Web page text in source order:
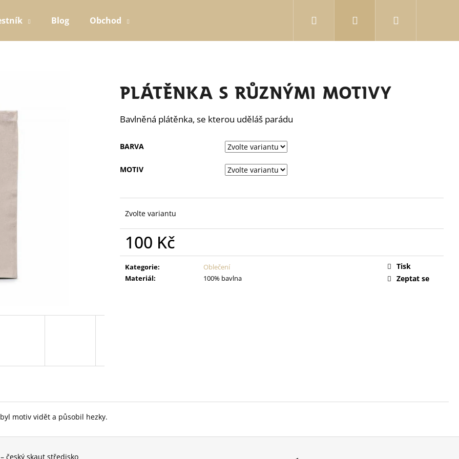
Blog Obchod Přihlášení
Plátěnka s různými motivy
Bavlněná plátěnka, se kterou uděláš parádu
BARVA
MOTIV
Zvolte variantu
100 Kč
Měrná
cena:
Kategorie:
Oblečení
Materiál: 100% bavlna
Tisk
Zeptat se
motiv vidět a působil hezky.
HLEDAT
český skaut středisko